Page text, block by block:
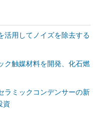
活用してノイズを除去する
ク触媒材料を開発、化石燃
ラミックコンデンサーの新
資